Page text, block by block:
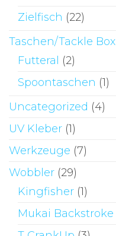
Zielfisch (22)
Taschen/Tackle Box
Futteral (2)
Spoontaschen (1)
Uncategorized (4)
UV Kleber (1)
Werkzeuge (7)
Wobbler (29)
Kingfisher (1)
Mukai Backstroke